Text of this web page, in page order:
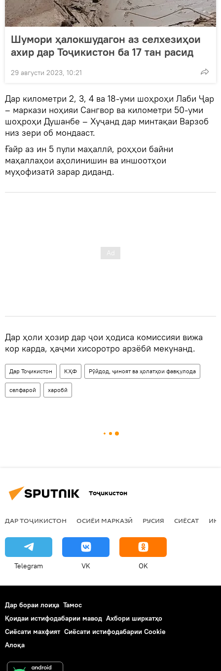
Шумори ҳалокшудагон аз селхезиҳои
ахир дар Тоҷикистон ба 17 тан расид
29 августи 2023, 10:21
Дар километри 2, 3, 4 ва 18-уми шоҳроҳи Лаби Ҷар
– маркази ноҳияи Сангвор ва километри 50-уми
шоҳроҳи Душанбе – Хуҷанд дар минтақаи Варзоб
низ зери об мондааст.
Ғайр аз ин 5 пули маҳаллӣ, роҳҳои байни
маҳаллаҳои аҳолинишин ва иншоотҳои
муҳофизатӣ зарар диданд.
Дар ҳоли ҳозир дар ҷои ҳодиса комиссияи вижа
кор карда, ҳаҷми хисоротро арзёбӣ мекунанд.
Дар Тоҷикистон КҲФ Рӯйдод, ҷиноят ва ҳолатҳои фавқулода
селфароӣ харобӣ
Тоҷикистон
ДАР ТОҶИКИСТОН ОСИЁИ МАРКАЗӢ РУСИЯ СИЁСАТ
Telegram VK OK
Дар бораи лоиҳа Тамос
Қоидаи истифодабарии мавод Ахбори ширкатҳо
Сиёсати махфият Сиёсати истифодабарии Cookie
Алоқа